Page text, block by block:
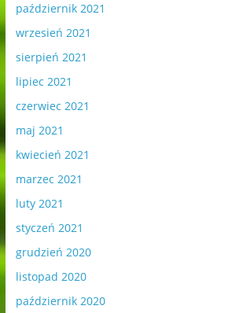
październik 2021
wrzesień 2021
sierpień 2021
lipiec 2021
czerwiec 2021
maj 2021
kwiecień 2021
marzec 2021
luty 2021
styczeń 2021
grudzień 2020
listopad 2020
październik 2020